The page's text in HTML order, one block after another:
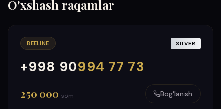
O'xshash raqamlar
BEELINE SILVER
+998 90994 77 73
000
999
250 000 so'm Bog'lanish